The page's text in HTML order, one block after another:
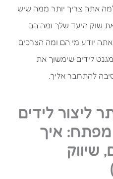
אתה צריך יותר ממה שיש
שוק היעד שלך ומה הם
יודע מי הם ומה הצרכים
לידים שימשוך את
להתחבר אליך.
ליצור לידים
מפתח: איך
שיווק